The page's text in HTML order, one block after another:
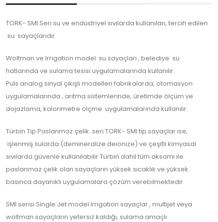
TORK- SMI Seri su ve endüstriyel sıvılarda kullanılan, tercih edilen
su sayaçlarıdır.
Woltman ve Irrıgation model su sayaçları , belediye su
hatlarında ve sulama tesisi uygulamalarında kullanılır.
Puls analog sinyal çıkışlı modelleri fabrikalarda, otomasyon
uygulamalarında , arıtma sistemlerinde, üretimde ölçüm ve
dojazlama, kalorimetre ölçme uygulamalarında kullanılır.
Türbin Tip Paslanmaz çelik seri TORK- SMI tip sayaçlar ise,
işlenmiş sularda (demineralize deionize) ve çeşitli kimyasal
sıvılarda güvenle kullanılabilir.Türbin dahil tüm aksamı ile
paslanmaz çelik olan sayaçların yüksek sıcaklık ve yüksek
basınca dayanıklı uygulamalara çözüm verebilmektedir.
SMI serisi Single Jet model Irrigation sayaçlar , multijet veya
woltman sayaçların yetersiz kaldığı, sulama amaçlı